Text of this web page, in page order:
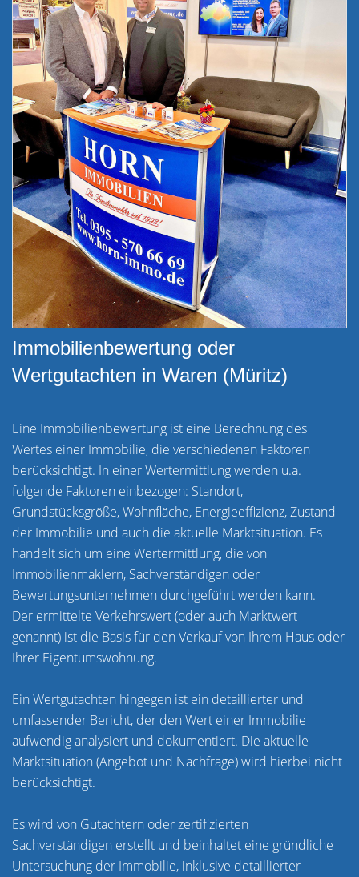
Immobilienbewertung oder
Wertgutachten in Waren (Müritz)
Eine Immobilienbewertung ist eine Berechnung des
Wertes einer Immobilie, die verschiedenen Faktoren
berücksichtigt. In einer Wertermittlung werden u.a.
folgende Faktoren einbezogen: Standort,
Grundstücksgröße, Wohnfläche, Energieeffizienz, Zustand
der Immobilie und auch die aktuelle Marktsituation. Es
handelt sich um eine Wertermittlung, die von
Immobilienmaklern, Sachverständigen oder
Bewertungsunternehmen durchgeführt werden kann.
Der ermittelte Verkehrswert (oder auch Marktwert
genannt) ist die Basis für den Verkauf von Ihrem Haus oder
Ihrer Eigentumswohnung.
Ein Wertgutachten hingegen ist ein detaillierter und
umfassender Bericht, der den Wert einer Immobilie
aufwendig analysiert und dokumentiert. Die aktuelle
Marktsituation (Angebot und Nachfrage) wird hierbei nicht
berücksichtigt.
Es wird von Gutachtern oder zertifizierten
Sachverständigen erstellt und beinhaltet eine gründliche
Untersuchung der Immobilie, inklusive detaillierter